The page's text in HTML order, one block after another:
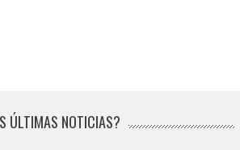
ÚLTIMAS NOTICIAS?